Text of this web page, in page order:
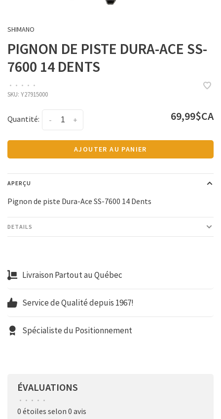
SHIMANO
PIGNON DE PISTE DURA-ACE SS-
7600 14 DENTS
• • • • •
SKU: Y27915000
Quantité: +
- 69,99$CA
AJOUTER AU PANIER
APERÇU
Pignon de piste Dura-Ace SS-7600 14 Dents
DETAILS
Livraison Partout au Québec
Service de Qualité depuis 1967!
Spécialiste du Positionnement
ÉVALUATIONS
• • • • •
0 étoiles selon 0 avis